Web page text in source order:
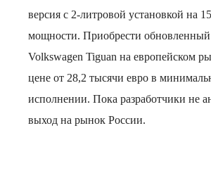
версия с 2-литровой установкой на
мощности. Приобрести обновленный
Volkswagen Tiguan на европейском
цене от 28,2 тысячи евро в
исполнении. Пока разработчики не
выход на рынок России.